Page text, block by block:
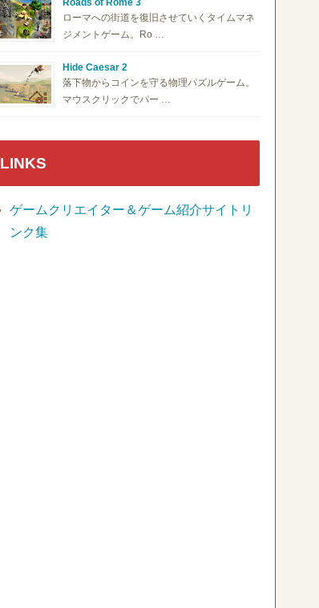
Roads of Rome 3
ローマへの街道を復旧させていくタイムマネ
ジメントゲーム。Ro …
Hide Caesar 2
落下物からコインを守る物理パズルゲーム。
マウスクリックでパー …
LINKS
ゲームクリエイター＆ゲーム紹介サイトリ
ンク集